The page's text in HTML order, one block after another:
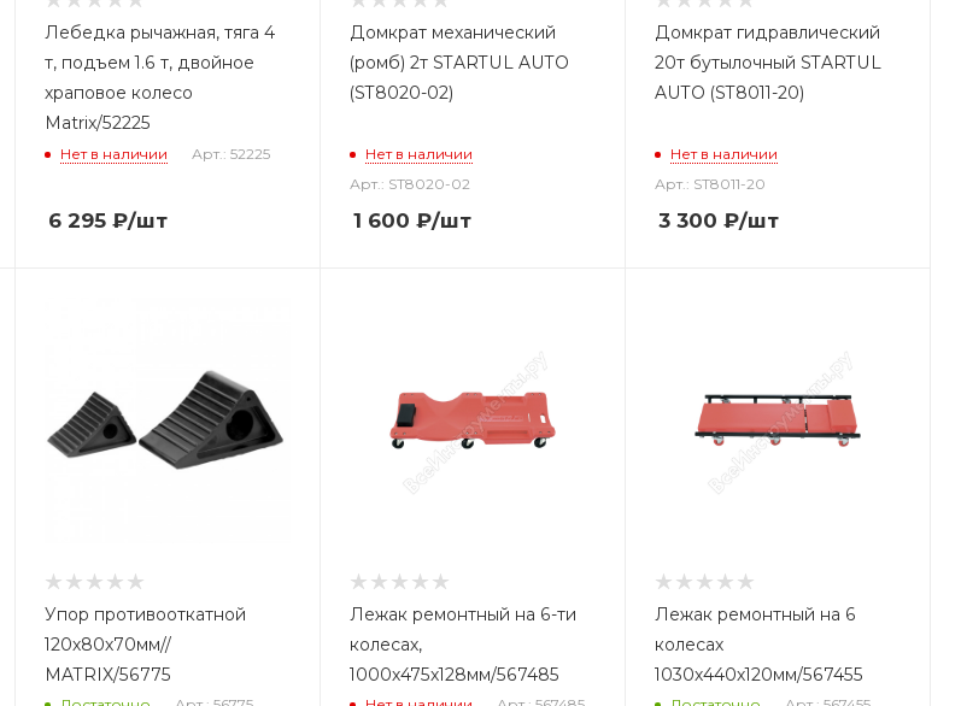
Лебедка рычажная, тяга 4
т, подъем 1.6 т, двойное
храповое колесо
Matrix/52225
Нет в наличии Арт.: 52225
6 295 ₽/шт
Домкрат механический
(ромб) 2т STARTUL AUTO
(ST8020-02)
Нет в наличии
Арт.: ST8020-02
1 600 ₽/шт
Домкрат гидравлический
20т бутылочный STARTUL
AUTO (ST8011-20)
Нет в наличии
Арт.: ST8011-20
3 300 ₽/шт
Упор противооткатной
120х80х70мм//
MATRIX/56775
Лежак ремонтный на 6-ти
колесах,
1000х475х128мм/567485
Лежак ремонтный на 6
колесах
1030х440х120мм/567455